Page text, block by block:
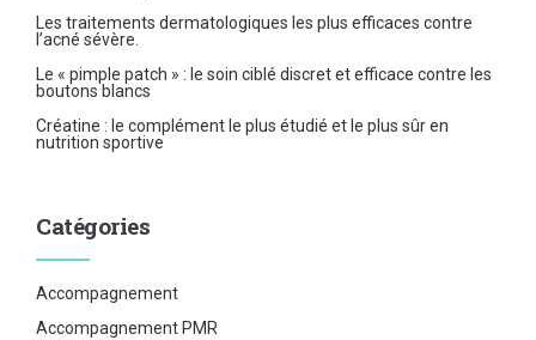
Les traitements dermatologiques les plus efficaces contre
l’acné sévère.
Le « pimple patch » : le soin ciblé discret et efficace contre les
boutons blancs
Créatine : le complément le plus étudié et le plus sûr en
nutrition sportive
Catégories
Accompagnement
Accompagnement PMR